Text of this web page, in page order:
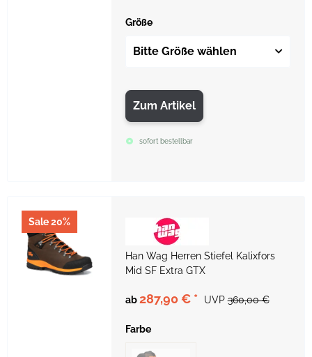
Größe
Bitte Größe wählen
Zum Artikel
sofort bestellbar
Sale 20%
Han Wag Herren Stiefel Kalixfors
Mid SF Extra GTX
ab287,90 € * UVP 360,00 €
Farbe